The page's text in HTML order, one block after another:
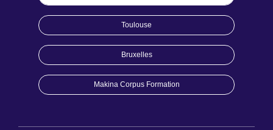
Toulouse
Bruxelles
Makina Corpus Formation